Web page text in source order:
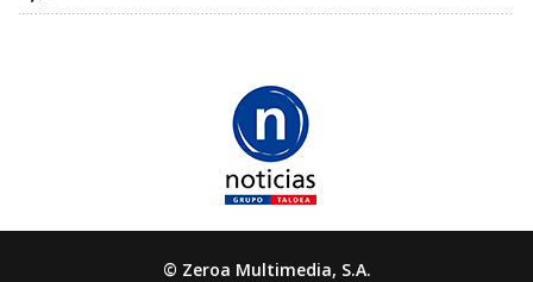
© Zeroa Multimedia, S.A.